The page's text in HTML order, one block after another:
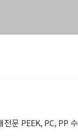
문 PEEK, PC, PP 수